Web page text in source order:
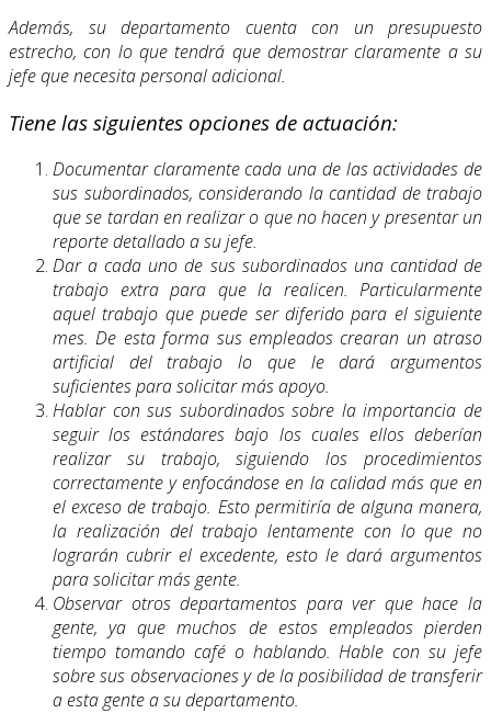
Además, su departamento cuenta con un presupuesto
estrecho, con lo que tendrá que demostrar claramente a su
jefe que necesita personal adicional.
Tiene las siguientes opciones de actuación:
Documentar claramente cada una de las actividades de
sus subordinados, considerando la cantidad de trabajo
que se tardan en realizar o que no hacen y presentar un
reporte detallado a su jefe.
Dar a cada uno de sus subordinados una cantidad de
trabajo extra para que la realicen. Particularmente
aquel trabajo que puede ser diferido para el siguiente
mes. De esta forma sus empleados crearan un atraso
artificial del trabajo lo que le dará argumentos
suficientes para solicitar más apoyo.
Hablar con sus subordinados sobre la importancia de
seguir los estándares bajo los cuales ellos deberían
realizar su trabajo, siguiendo los procedimientos
correctamente y enfocándose en la calidad más que en
el exceso de trabajo. Esto permitiría de alguna manera,
la realización del trabajo lentamente con lo que no
lograrán cubrir el excedente, esto le dará argumentos
para solicitar más gente.
Observar otros departamentos para ver que hace la
gente, ya que muchos de estos empleados pierden
tiempo tomando café o hablando. Hable con su jefe
sobre sus observaciones y de la posibilidad de transferir
a esta gente a su departamento.